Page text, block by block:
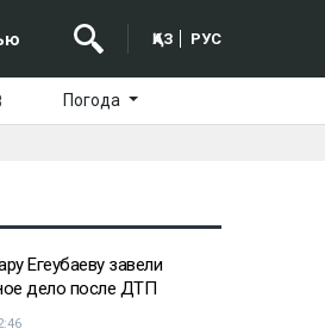
ҚАЗ РУС
Погода
Егеубаеву завели
дело после ДТП